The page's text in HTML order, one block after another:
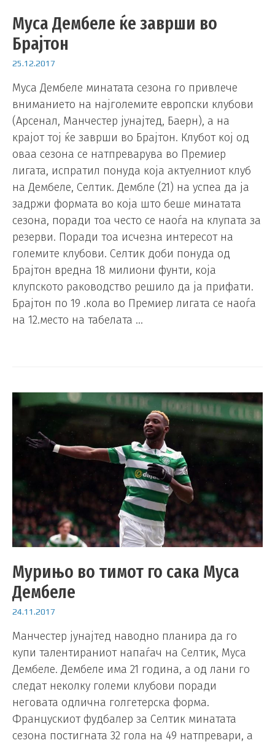
Муса Дембеле ќе заврши во
Брајтон
25.12.2017
Муса Дембеле минатата сезона го привлече
вниманието на најголемите европски клубови
(Арсенал, Манчестер јунајтед, Баерн), а на
крајот тој ќе заврши во Брајтон. Клубот кој од
оваа сезона се натпреварува во Премиер
лигата, испратил понуда која актуелниот клуб
на Дембеле, Селтик. Дембле (21) на успеа да ја
задржи формата во која што беше минатата
сезона, поради тоа често се наоѓа на клупата за
резерви. Поради тоа исчезна интересот на
големите клубови. Селтик доби понуда од
Брајтон вредна 18 милиони фунти, која
клупското раководство решило да ја прифати.
Брајтон по 19 .кола во Премиер лигата се наоѓа
на 12.место на табелата …
Мурињо во тимот го сака Муса
Дембеле
24.11.2017
Манчестер јунајтед наводно планира да го
купи талентираниот напаѓач на Селтик, Муса
Дембеле. Дембеле има 21 година, а од лани го
следат неколку големи клубови поради
неговата одлична голгетерска форма.
Францускиот фудбалер за Селтик минатата
сезона постигната 32 гола на 49 натпревари, а